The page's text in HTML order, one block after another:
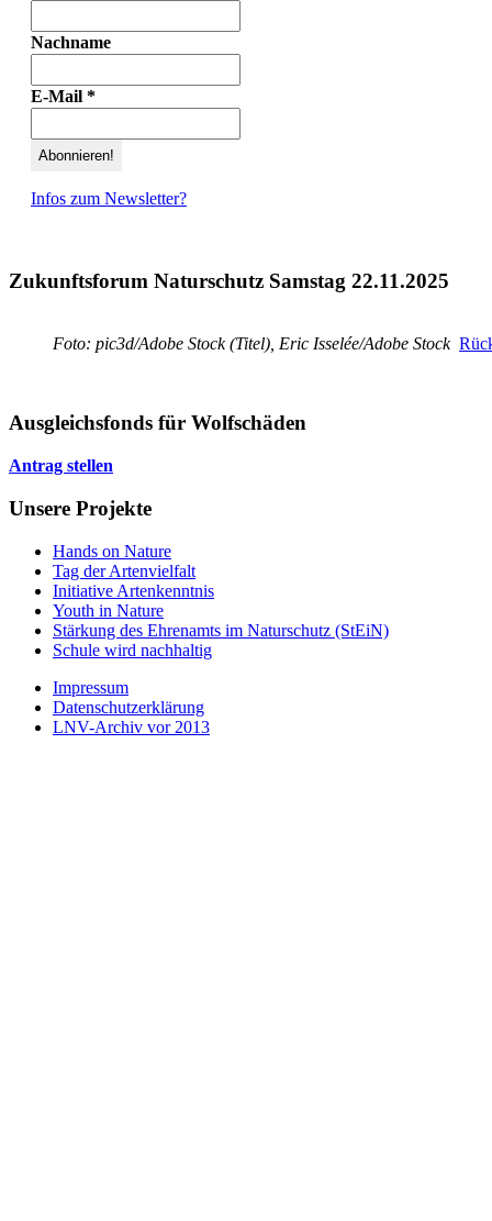
Nachname
E-Mail *
Infos zum Newsletter?
Zukunftsforum Naturschutz Samstag 22.11.2025
Foto: pic3d/Adobe Stock (Titel), Eric Isselée/Adobe Stock
Ausgleichsfonds für Wolfschäden
Antrag stellen
Unsere Projekte
Hands on Nature
Tag der Artenvielfalt
Initiative Artenkenntnis
Youth in Nature
Stärkung des Ehrenamts im Naturschutz (StEiN)
Schule wird nachhaltig
Impressum
Datenschutzerklärung
LNV-Archiv vor 2013